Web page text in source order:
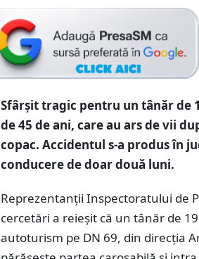
Sfârșit tragic pentru un tânăr de
de 45 de ani, care au ars de vii
copac. Accidentul s-a produs în
conducere de doar două luni.
Reprezentanții Inspectoratului de
cercetări a reieșit că un tânăr de
autoturism pe DN 69, din direcția